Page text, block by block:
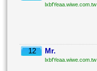
lxbfYeaa.wiwe.com.tw
12 Mr.
lxbfYeaa.wiwe.com.tw